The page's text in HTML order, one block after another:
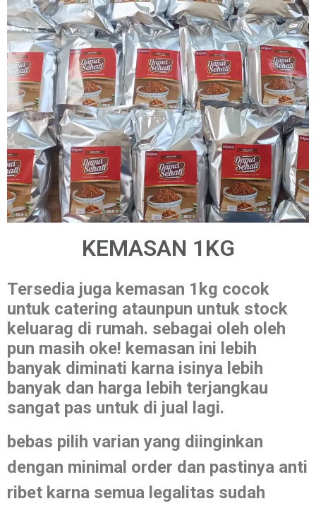
KEMASAN 1KG
Tersedia juga kemasan 1kg cocok
untuk catering ataunpun untuk stock
keluarag di rumah. sebagai oleh oleh
pun masih oke! kemasan ini lebih
banyak diminati karna isinya lebih
banyak dan harga lebih terjangkau
sangat pas untuk di jual lagi.
bebas pilih varian yang diinginkan
dengan minimal order dan pastinya anti
ribet karna semua legalitas sudah